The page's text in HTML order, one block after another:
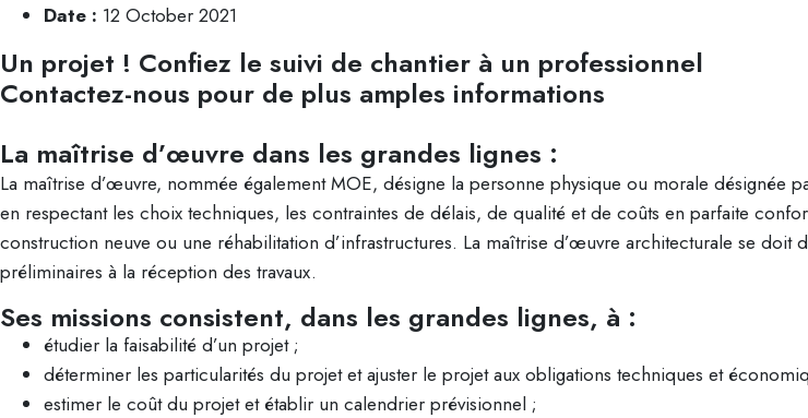
Date : 12 October 2021
Un projet ! Confiez le suivi de chantier à un professionnel
Contactez-nous pour de plus amples informations
La maîtrise d’œuvre dans les grandes lignes :
La maîtrise d’œuvre, nommée également MOE, désigne la personne physique ou morale désignée
en respectant les choix techniques, les contraintes de délais, de qualité et de coûts en parfaite
construction neuve ou une réhabilitation d’infrastructures. La maîtrise d’œuvre architecturale se
préliminaires à la réception des travaux.
Ses missions consistent, dans les grandes lignes, à :
étudier la faisabilité d’un projet ;
déterminer les particularités du projet et ajuster le projet aux obligations techniques et
estimer le coût du projet et établir un calendrier prévisionnel ;